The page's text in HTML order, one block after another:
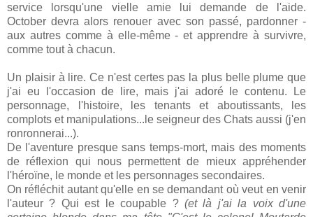
service lorsqu'une vielle amie lui demande de l'aide.
October devra alors renouer avec son passé, pardonner -
aux autres comme à elle-même - et apprendre à survivre,
comme tout à chacun.
Un plaisir à lire. Ce n'est certes pas la plus belle plume que
j'ai eu l'occasion de lire, mais j'ai adoré le contenu. Le
personnage, l'histoire, les tenants et aboutissants, les
complots et manipulations...le seigneur des Chats aussi (j'en
ronronnerai...).
De l'aventure presque sans temps-mort, mais des moments
de réflexion qui nous permettent de mieux appréhender
l'héroïne, le monde et les personnages secondaires.
On réfléchit autant qu'elle en se demandant où veut en venir
l'auteur ? Qui est le coupable ? (et là j'ai la voix d'une